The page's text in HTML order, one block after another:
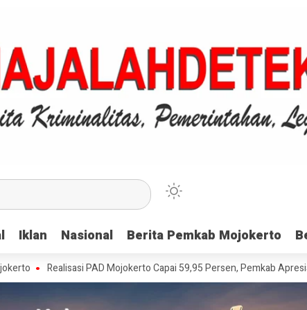
Iklan Nasional Berita Pemkab Mojokerto
Iklan Nasional Berita Pemkab Mojokerto
PAD Mojokerto Capai 59,95 Persen, Pemkab Apresiasi Wajib